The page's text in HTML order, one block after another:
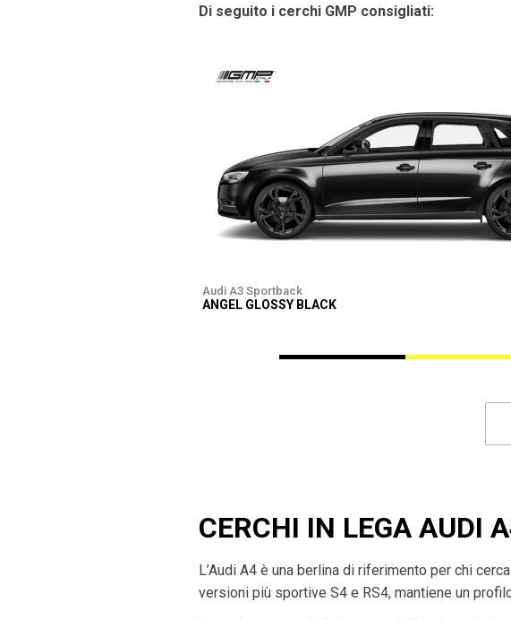
Di seguito i cerchi GMP consigliati:
Audi A3 Sportback
ANGEL GLOSSY BLACK
CERCHI IN LEGA AUDI
L’Audi A4 è una berlina di riferimento per chi
versioni più sportive S4 e RS4, mantiene un